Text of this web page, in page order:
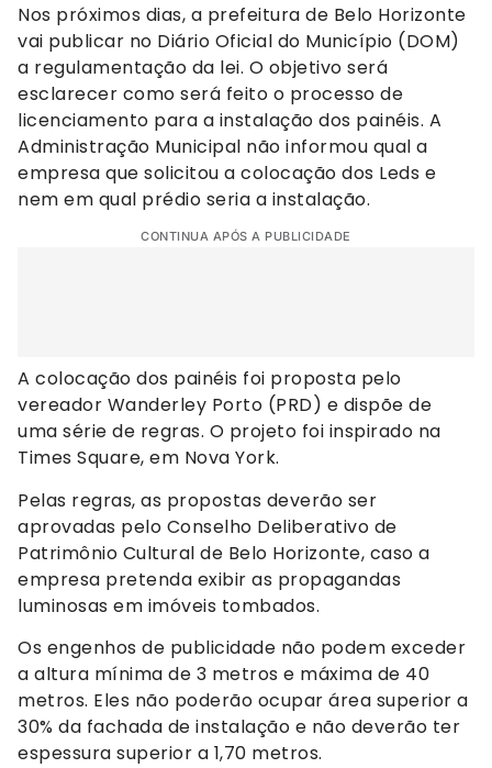
Nos próximos dias, a prefeitura de Belo Horizonte
vai publicar no Diário Oficial do Município (DOM)
a regulamentação da lei. O objetivo será
esclarecer como será feito o processo de
licenciamento para a instalação dos painéis. A
Administração Municipal não informou qual a
empresa que solicitou a colocação dos Leds e
nem em qual prédio seria a instalação.
CONTINUA APÓS A PUBLICIDADE
A colocação dos painéis foi proposta pelo
vereador Wanderley Porto (PRD) e dispõe de
uma série de regras. O projeto foi inspirado na
Times Square, em Nova York.
Pelas regras, as propostas deverão ser
aprovadas pelo Conselho Deliberativo de
Patrimônio Cultural de Belo Horizonte, caso a
empresa pretenda exibir as propagandas
luminosas em imóveis tombados.
Os engenhos de publicidade não podem exceder
a altura mínima de 3 metros e máxima de 40
metros. Eles não poderão ocupar área superior a
30% da fachada de instalação e não deverão ter
espessura superior a 1,70 metros.